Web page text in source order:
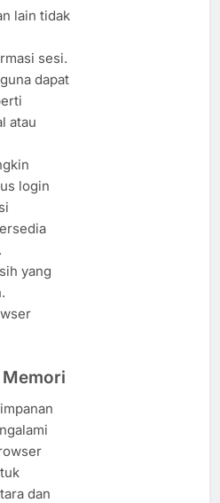
lain tidak
sesi.
dapat
atau
login
yang
dan